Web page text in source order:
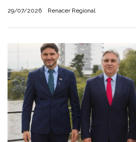
Renacer Regional
29/07/2026